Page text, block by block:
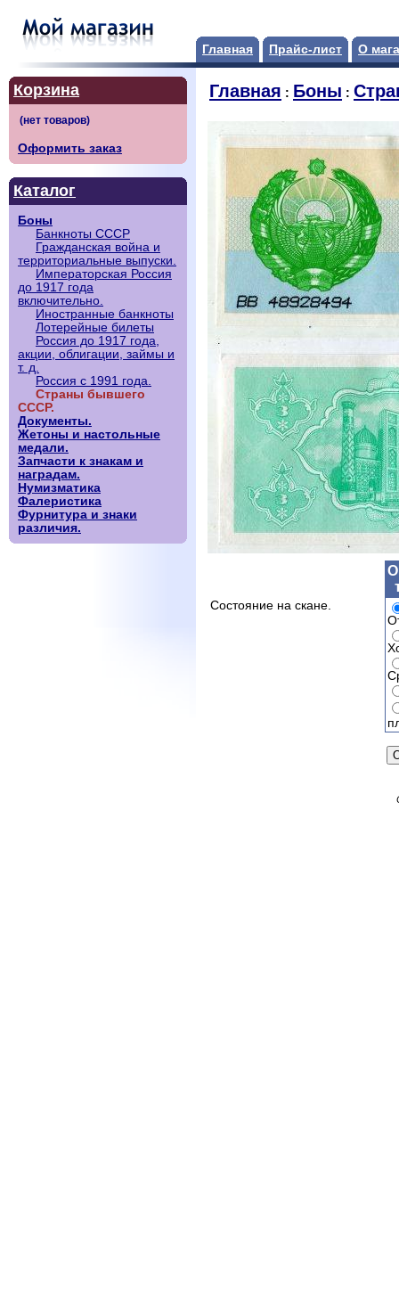
Главная Прайс-лист О
Корзина
Оформить заказ
Каталог
Боны
Банкноты СССР
Гражданская война и
территориальные выпуски.
Императорская Россия
до 1917 года
включительно.
Иностранные банкноты
Лотерейные билеты
Россия до 1917 года,
акции, облигации, займы и
т. д.
Россия с 1991 года.
Страны бывшего
СССР.
Документы.
Жетоны и настольные
медали.
Запчасти к знакам и
наградам.
Нумизматика
Фалеристика
Фурнитура и знаки
различия.
Главная : Боны :
Состояние на скане.